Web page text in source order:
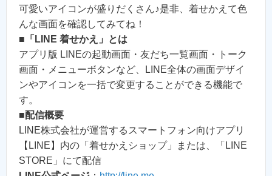
可愛いアイコンが盛りだくさん♪是非、着せかえて色
んな画面を確認してみてね！
■ 「LINE 着せかえ」とは
アプリ版 LINEの起動画面・友だち一覧画面・トーク
画面・メニューボタンなど、LINE全体の画面デザイ
ンやアイコンを一括で変更することができる機能で
す。
■配信概要
LINE株式会社が運営するスマートフォン向けアプリ
【LINE】内の「着せかえショップ」または、「LINE
STORE」にて配信